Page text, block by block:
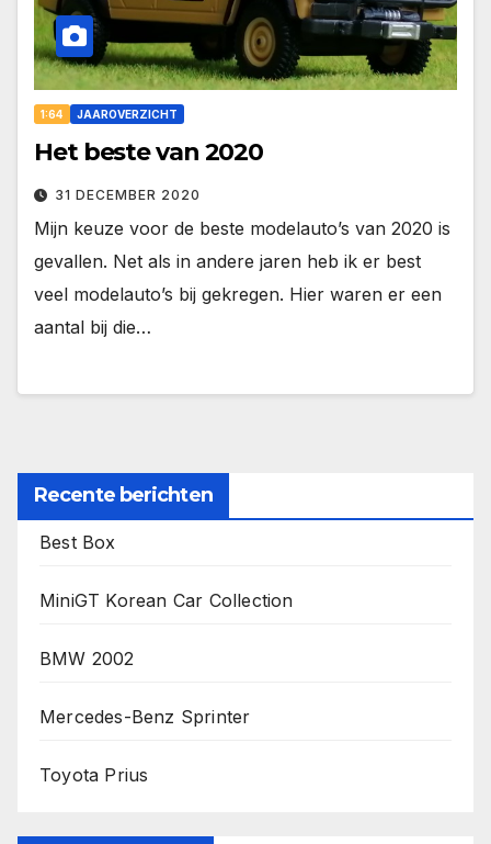
1:64 JAAROVERZICHT
Het beste van 2020
31 DECEMBER 2020
Mijn keuze voor de beste modelauto’s van 2020 is
gevallen. Net als in andere jaren heb ik er best
veel modelauto’s bij gekregen. Hier waren er een
aantal bij die…
Recente berichten
Best Box
MiniGT Korean Car Collection
BMW 2002
Mercedes-Benz Sprinter
Toyota Prius